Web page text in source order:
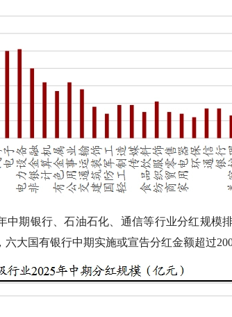
中期银行、石油石化、通信等行业分红规模
大国有银行中期实施或宣告分红金额超过200